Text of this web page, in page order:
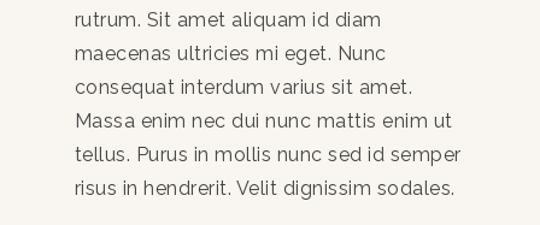
rutrum. Sit amet aliquam id diam
maecenas ultricies mi eget. Nunc
consequat interdum varius sit amet.
Massa enim nec dui nunc mattis enim ut
tellus. Purus in mollis nunc sed id semper
risus in hendrerit. Velit dignissim sodales.